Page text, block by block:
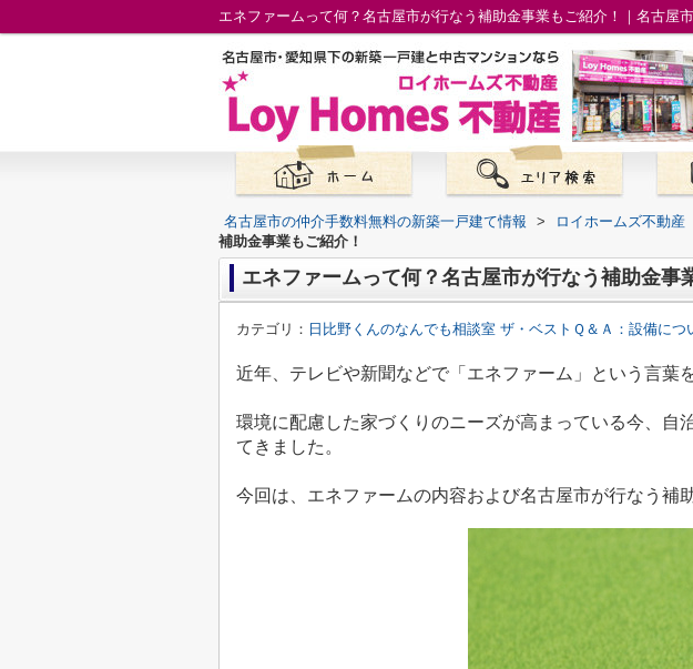
エネファームって何？名古屋市が行なう補助金事業もご紹介！｜名古屋
名古屋市の仲介手数料無料の新築一戸建て情報 > ロイホームズ不動産
補助金事業もご紹介！
エネファームって何？名古屋市が行なう補助金事
カテゴリ： 日比野くんのなんでも相談室 ザ・ベストＱ＆Ａ：設備につ
近年、テレビや新聞などで「エネファーム」という言葉
環境に配慮した家づくりのニーズが高まっている今、自
てきました。
今回は、エネファームの内容および名古屋市が行なう補